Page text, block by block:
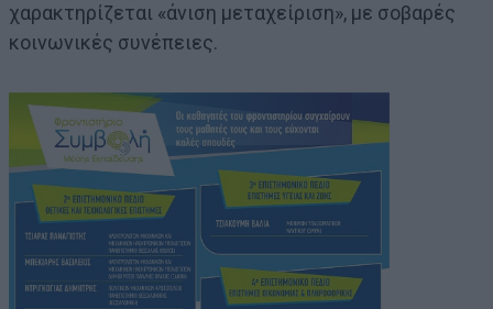
χαρακτηρίζεται «άνιση μεταχείριση», με σοβαρές
κοινωνικές συνέπειες.